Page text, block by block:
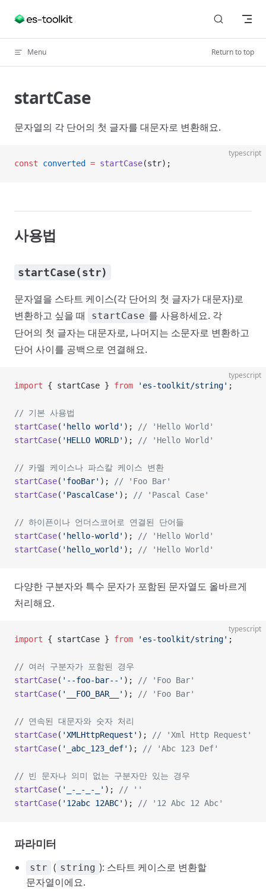
Skip to content
Menu Return to top
startCase
문자열의 각 단어의 첫 글자를 대문자로 변환해요.
typescript
const converted = startCase(str);
사용법
startCase(str)
문자열을 스타트 케이스(각 단어의 첫 글자가 대문자)로
변환하고 싶을 때
startCase 를 사용하세요. 각
단어의 첫 글자는 대문자로, 나머지는 소문자로 변환하고
단어 사이를 공백으로 연결해요.
typescript
import { startCase } from 'es-toolkit/string' ;
// 기본 사용법
startCase( 'hello world' );
// 'Hello World'
startCase( 'HELLO WORLD' ); // 'Hello World'
// 카멜 케이스나 파스칼 케이스 변환
startCase( 'fooBar' );
// 'Foo Bar'
startCase( 'PascalCase' ); // 'Pascal Case'
// 하이픈이나 언더스코어로 연결된 단어들
startCase( 'hello-world' );
// 'Hello World'
startCase( 'hello_world' ); // 'Hello World'
다양한 구분자와 특수 문자가 포함된 문자열도 올바르게
처리해요.
typescript
import { startCase } from 'es-toolkit/string' ;
// 여러 구분자가 포함된 경우
startCase( '--foo-bar--' );
// 'Foo Bar'
startCase( '__FOO_BAR__' ); // 'Foo Bar'
// 연속된 대문자와 숫자 처리
startCase( 'XMLHttpRequest' );
// 'Xml Http Request'
startCase( '_abc_123_def' ); // 'Abc 123 Def'
// 빈 문자나 의미 없는 구분자만 있는 경우
startCase( '_-_-_-_' );
// ''
startCase( '12abc 12ABC' ); // '12 Abc 12 Abc'
파라미터
str ( string ): 스타트 케이스로 변환할
문자열이에요.